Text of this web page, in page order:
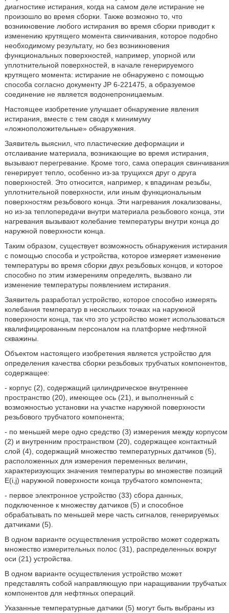
диагностике истирания, когда на самом деле истирание не
произошло во время сборки. Также возможно то, что
возникновение любого истирания во время сборки приводит к
изменению крутящего момента свинчивания, которое подобно
необходимому результату, но без возникновения
функциональных поверхностей, например, упорной или
уплотнительной поверхностей, в начале генерируемого
крутящего момента: истирание не обнаружено с помощью
способа согласно документу JP 6-221475, а образуемое
соединение не является водонепроницаемым.
Настоящее изобретение улучшает обнаружение явления
истирания, вместе с тем сводя к минимуму
«ложноположительные» обнаружения.
Заявитель выяснил, что пластические деформации и
отслаивание материала, возникающие во время истирания,
вызывают перегревание. Кроме того, сама операция свинчивания
генерирует тепло, особенно из-за трущихся друг о друга
поверхностей. Это относится, например, к впадинам резьбы,
уплотнительной поверхности, или иным функциональным
поверхностям резьбового конца. Эти нагревания локализованы,
но из-за теплопередачи внутри материала резьбового конца, эти
нагревания вызывают колебание температуры внутри конца до
наружной поверхности конца.
Таким образом, существует возможность обнаружения истирания
с помощью способа и устройства, которое измеряет изменение
температуры во время сборки двух резьбовых концов, и которое
способно по этим измерениям определять, вызвано ли
изменение температуры появлением истирания.
Заявитель разработал устройство, которое способно измерять
колебания температур в нескольких точках на наружной
поверхности конца, так что это устройство может использоваться
квалифицированным персоналом на платформе нефтяной
скважины.
Объектом настоящего изобретения является устройство для
определения качества сборки резьбовых трубчатых компонентов,
содержащее:
- корпус (2), содержащий цилиндрическое внутреннее
пространство (20), имеющее ось (21), и выполненный с
возможностью установки на участке наружной поверхности
резьбового трубчатого компонента;
- по меньшей мере одно средство (3) измерения между корпусом
(2) и внутренним пространством (20), содержащее контактный
слой (4), содержащий множество температурных датчиков (5),
расположенных для измерения переменных величин,
характеризующих значения температуры во множестве позиций
E(i,j) наружной поверхности конца трубчатого компонента;
- первое электронное устройство (33) сбора данных,
подключенное к множеству датчиков (5) и способное
обрабатывать по меньшей мере часть сигналов, генерируемых
датчиками (5).
В одном варианте осуществления устройство может содержать
множество измерительных полос (31), распределенных вокруг
оси (21) устройства.
В одном варианте осуществления устройство может
представлять собой направляющую при наращивании трубчатых
компонентов для нефтяных операций.
Указанные температурные датчики (5) могут быть выбраны из